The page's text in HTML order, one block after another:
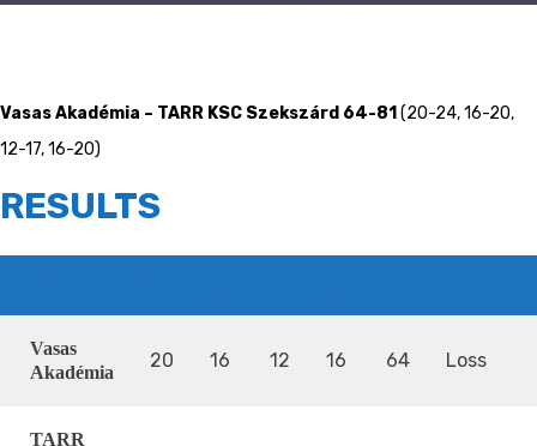
Vasas Akadémia – TARR KSC Szekszárd 64-81 (20-24, 16-20,
12-17, 16-20)
RESULTS
Vasas
Akadémia
20 16 12 16 64 Loss
TARR